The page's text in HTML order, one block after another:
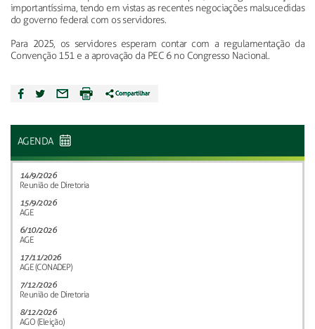
importantíssima, tendo em vistas as recentes negociações malsucedidas
do governo federal com os servidores.
Para 2025, os servidores esperam contar com a regulamentação da
Convenção 151 e a aprovação da PEC 6 no Congresso Nacional.
AGENDA
14/9/2026
Reunião de Diretoria
15/9/2026
AGE
6/10/2026
AGE
17/11/2026
AGE (CONADEP)
7/12/2026
Reunião de Diretoria
8/12/2026
AGO (Eleição)